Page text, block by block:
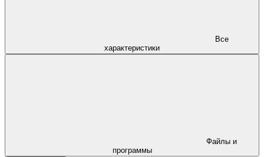
характеристики
программы